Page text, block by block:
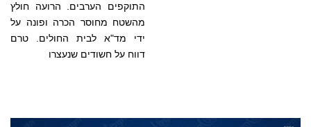
התוקפים הערבים. הרועה חולץ
מהשטח מחוסר הכרה ופונה על
ידי מד"א לבית החולים. טרם
דווח על חשודים שנעצרו